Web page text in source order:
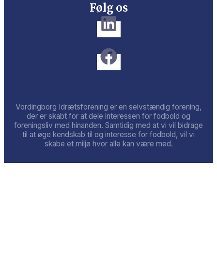
Følg os
Vordingborg Idrætsforening er en selvstændig forening,
der er skabt for at dele interessen for fodbold og
foreningsliv med hinanden. Samtidig med at vi vil bidrage
til at øge kendskab til og interesse for fodbold, vil vi
skabe et miljø hvor alle kan være med.